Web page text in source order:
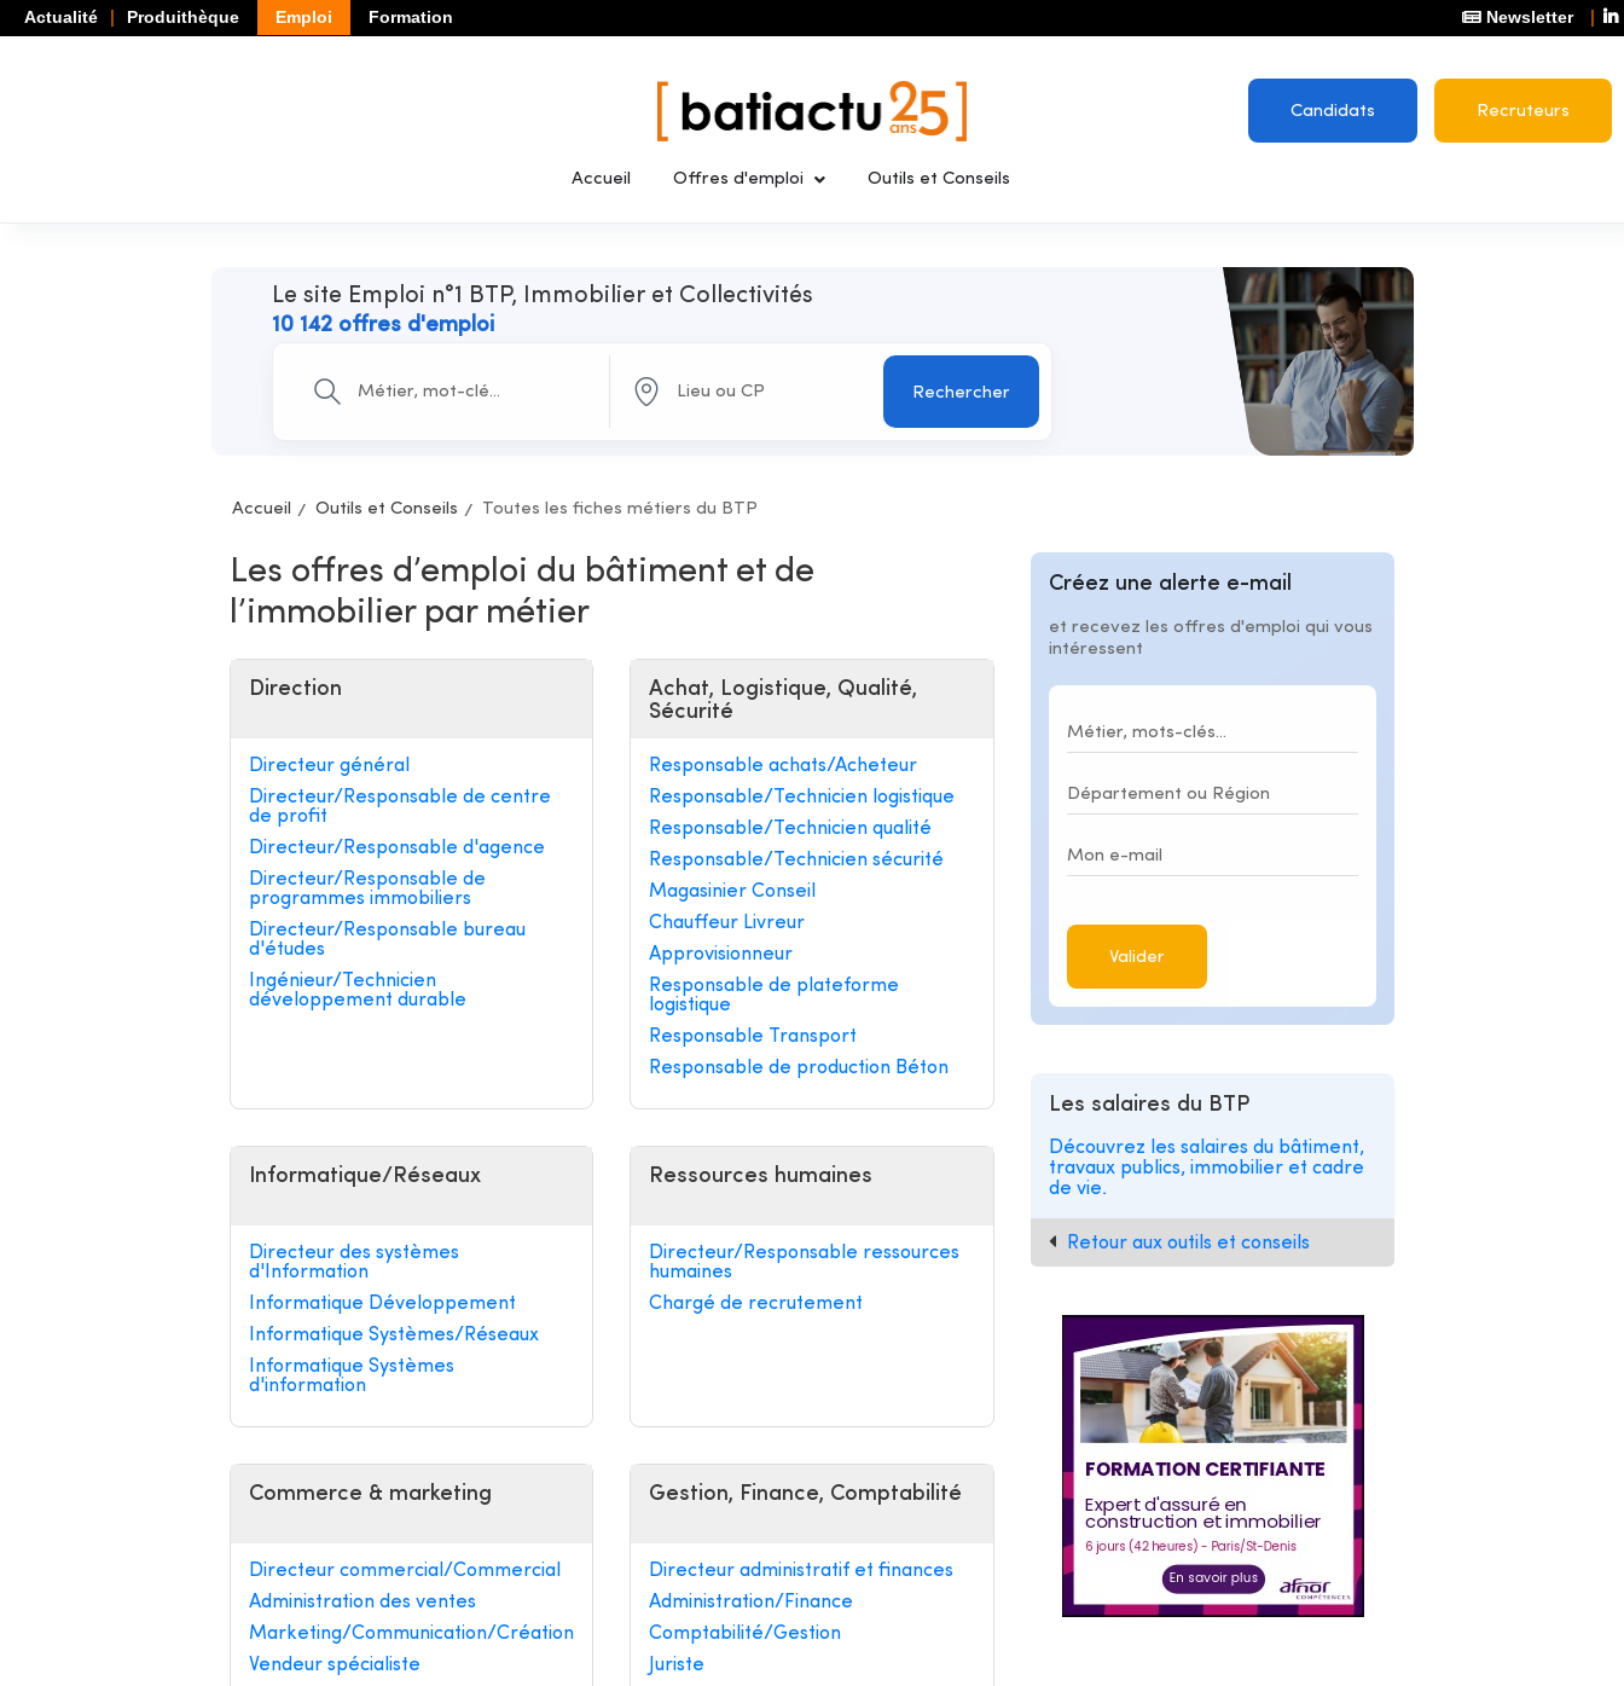
Actualité Produithèque Emploi Formation Newsletter
Candidats Recruteurs
Accueil Offres d'emploi Outils et Conseils
Le site Emploi n°1 BTP, Immobilier et Collectivités
10 142 offres d'emploi
Rechercher
Accueil Outils et Conseils Toutes les fiches métiers du BTP
Les offres d’emploi du bâtiment et de
l’immobilier par métier
Direction
Directeur général
Directeur/Responsable de centre
de profit
Directeur/Responsable d'agence
Directeur/Responsable de
programmes immobiliers
Directeur/Responsable bureau
d'études
Ingénieur/Technicien
développement durable
Achat, Logistique, Qualité,
Sécurité
Responsable achats/Acheteur
Responsable/Technicien logistique
Responsable/Technicien qualité
Responsable/Technicien sécurité
Magasinier Conseil
Chauffeur Livreur
Approvisionneur
Responsable de plateforme
logistique
Responsable Transport
Responsable de production Béton
Informatique/Réseaux
Directeur des systèmes
d'Information
Informatique Développement
Informatique Systèmes/Réseaux
Informatique Systèmes
d'information
Ressources humaines
Directeur/Responsable ressources
humaines
Chargé de recrutement
Commerce & marketing
Directeur commercial/Commercial
Administration des ventes
Marketing/Communication/Création
Vendeur spécialiste
Gestion, Finance, Comptabilité
Directeur administratif et finances
Administration/Finance
Comptabilité/Gestion
Juriste
Créez une alerte e-mail
et recevez les offres d'emploi qui vous
intéressent
Valider
Les salaires du BTP
Découvrez les salaires du bâtiment,
travaux publics, immobilier et cadre
de vie.
Retour aux outils et conseils